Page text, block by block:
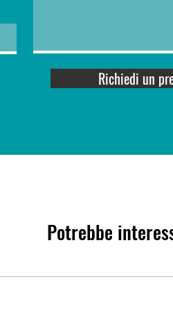
Richiedi un
Potrebbe